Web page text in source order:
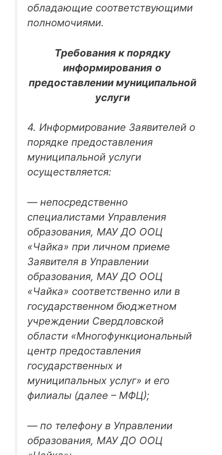
обладающие соответствующими
полномочиями.
Требования к порядку
информирования о
предоставлении муниципальной
услуги
4. Информирование Заявителей о
порядке предоставления
муниципальной услуги
осуществляется:
— непосредственно
специалистами Управления
образования, МАУ ДО ООЦ
«Чайка» при личном приеме
Заявителя в Управлении
образования, МАУ ДО ООЦ
«Чайка» соответственно или в
государственном бюджетном
учреждении Свердловской
области «Многофункциональный
центр предоставления
государственных и
муниципальных услуг» и его
филиалы (далее – МФЦ);
— по телефону в Управлении
образования, МАУ ДО ООЦ